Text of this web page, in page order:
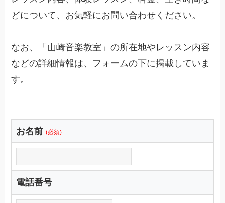
どについて、お気軽にお問い合わせください。
なお、「山崎音楽教室」の所在地やレッスン内容
などの詳細情報は、フォームの下に掲載していま
す。
お名前 (必須)
電話番号